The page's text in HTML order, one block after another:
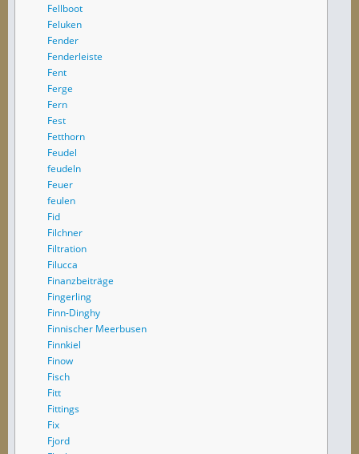
Fellboot
Feluken
Fender
Fenderleiste
Fent
Ferge
Fern
Fest
Fetthorn
Feudel
feudeln
Feuer
feulen
Fid
Filchner
Filtration
Filucca
Finanzbeiträge
Fingerling
Finn-Dinghy
Finnischer Meerbusen
Finnkiel
Finow
Fisch
Fitt
Fittings
Fix
Fjord